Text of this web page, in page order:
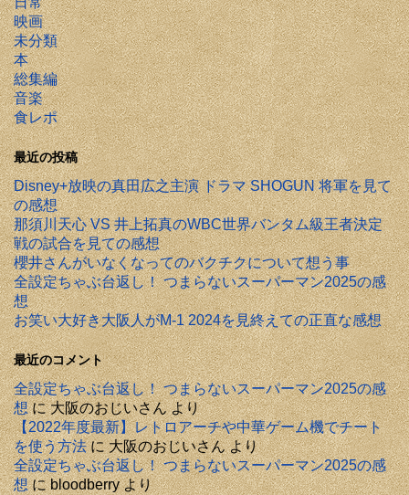
映画
未分類
本
総集編
音楽
食レポ
最近の投稿
Disney+放映の真田広之主演 ドラマ SHOGUN 将軍を見て
の感想
那須川天心 VS 井上拓真のWBC世界バンタム級王者決定
戦の試合を見ての感想
櫻井さんがいなくなってのバクチクについて想う事
全設定ちゃぶ台返し！ つまらないスーパーマン2025の感
想
お笑い大好き大阪人がM-1 2024を見終えての正直な感想
最近のコメント
全設定ちゃぶ台返し！ つまらないスーパーマン2025の感
想に大阪のおじいさんより
【2022年度最新】レトロアーチや中華ゲーム機でチート
を使う方法に大阪のおじいさんより
全設定ちゃぶ台返し！ つまらないスーパーマン2025の感
想にbloodberryより